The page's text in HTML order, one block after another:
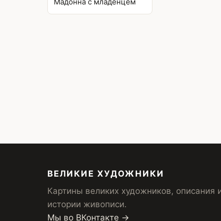
Мадонна с младенцем
ВЕЛИКИЕ ХУДОЖНИКИ
Картины великих художников, описания
истории живописи.
Мы во ВКонтакте →